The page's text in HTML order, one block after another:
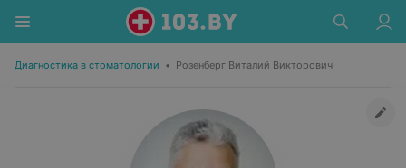
Диагностика в стоматологии • Розенберг Виталий Викторович